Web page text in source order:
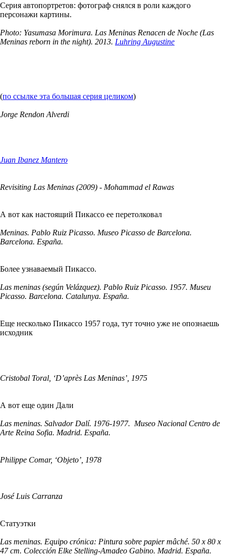
Серия автопортретов: фотограф снялся в роли каждого
персонажи картины.
Photo: Yasumasa Morimura. Las Meninas Renacen de Noche (Las
Meninas reborn in the night). 2013. Luhring Augustine
(по ссылке эта большая серия целиком)
Jorge Rendon Alverdi
Juan Ibanez Mantero
Revisiting Las Meninas (2009) - Mohammad el Rawas
А вот как настоящий Пикассо ее перетолковал
Meninas. Pablo Ruiz Picasso. Museo Picasso de Barcelona.
Barcelona. España.
Более узнаваемый Пикассо.
Las meninas (según Velázquez). Pablo Ruiz Picasso. 1957. Museu
Picasso. Barcelona. Catalunya. España.
Еще несколько Пикассо 1957 года, тут точно уже не опознаешь
исходник
Cristobal Toral, ‘D’après Las Meninas’, 1975
А вот еще один Дали
Las meninas. Salvador Dalí. 1976-1977. Museo Nacional Centro de
Arte Reina Sofia. Madrid. España.
Philippe Comar, ‘Objeto’, 1978
José Luis Carranza
Статуэтки
Las meninas. Equipo crónica: Pintura sobre papier mâché. 50 x 80 x
47 cm. Colección Elke Stelling-Amadeo Gabino. Madrid. España.